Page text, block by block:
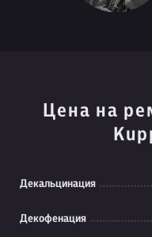
Цена на
Декальцинация
Декофенация